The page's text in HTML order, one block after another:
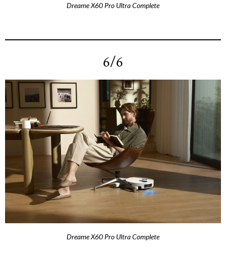
Dreame X60 Pro Ultra Complete
6/6
Dreame X60 Pro Ultra Complete